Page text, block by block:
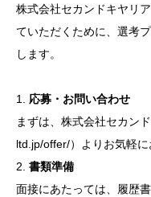
株式会社セカンドキヤリ
ていただくために、選考
します。
1. 応募・お問い合わせ
まずは、株式会社セカン
ltd.jp/offer/）よりお気軽に
2. 書類準備
面接にあたっては、履歴